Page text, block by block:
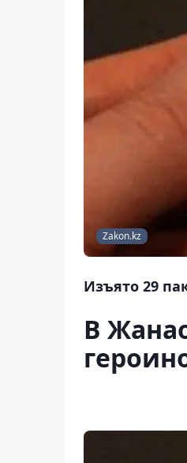
Zakon.kz
Изъято 29
В